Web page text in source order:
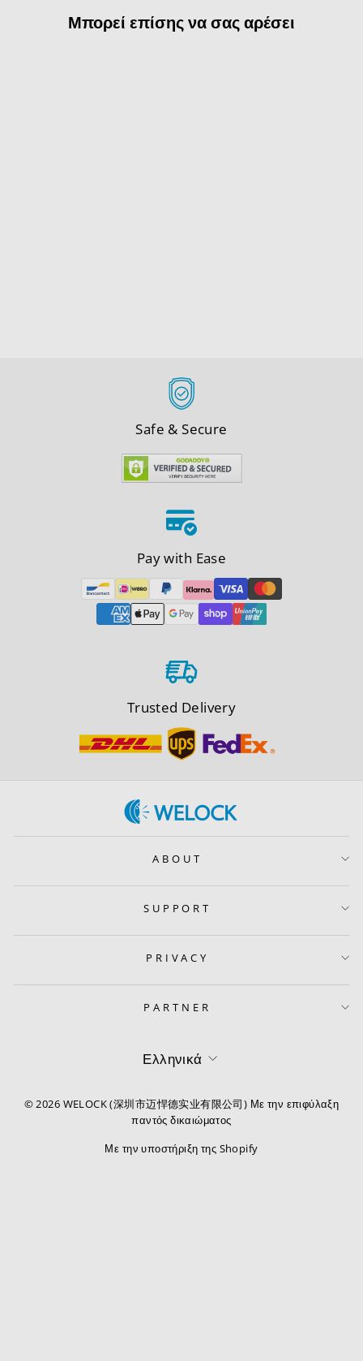
Μπορεί επίσης να σας αρέσει
Safe & Secure
Pay with Ease
Trusted Delivery
ABOUT
SUPPORT
PRIVACY
PARTNER
Γλώσσα
Ελληνικά
© 2026 WELOCK (深圳市迈悍德实业有限公司) Με την επιφύλαξη
παντός δικαιώματος
Με την υποστήριξη της Shopify